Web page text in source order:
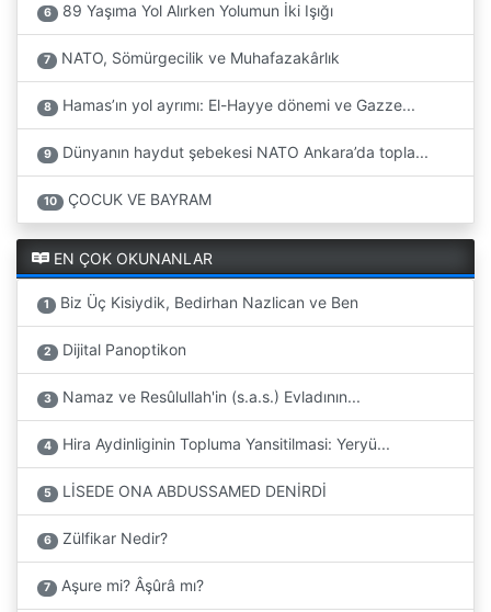
6 89 Yaşıma Yol Alırken Yolumun İki Işığı
7 NATO, Sömürgecilik ve Muhafazakârlık
8 Hamas’ın yol ayrımı: El-Hayye dönemi ve Gazze...
9 Dünyanın haydut şebekesi NATO Ankara’da topla...
10 ÇOCUK VE BAYRAM
EN ÇOK OKUNANLAR
1 Biz Üç Kisiydik, Bedirhan Nazlican ve Ben
2 Dijital Panoptikon
3 Namaz ve Resûlullah'in (s.a.s.) Evladının...
4 Hira Aydinliginin Topluma Yansitilmasi: Yeryü...
5 LİSEDE ONA ABDUSSAMED DENİRDİ
6 Zülfikar Nedir?
7 Aşure mi? Âşûrâ mı?